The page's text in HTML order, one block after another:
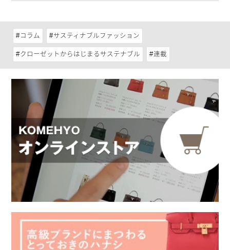
Camper
服の素材に使われるコットンやリネン、シルク、ポリエステル、
ナイロン、レーヨンなどの誰もが馴染みのあるものだけでも
様々。
その他にも最近注目を集めているものでは、リサイクルペット
ボトルからできた再生ポリエステルや、木材由来の再生繊維の
テンセル/リヨセル、またキュアテックスのような和紙繊などま
だまだたくさんの種類があります。
いろいろありすぎて ”一体どれが本当にサステナブルな素材な
の？” と疑問に思われる方も多いのではないでしょうか。わたし
もその一人です。笑
今回はその中でも、個人的に気になっている、「テンセル/リヨ
コラム サスティナブルファッション
クローゼットからはじまるサステナブル 連載